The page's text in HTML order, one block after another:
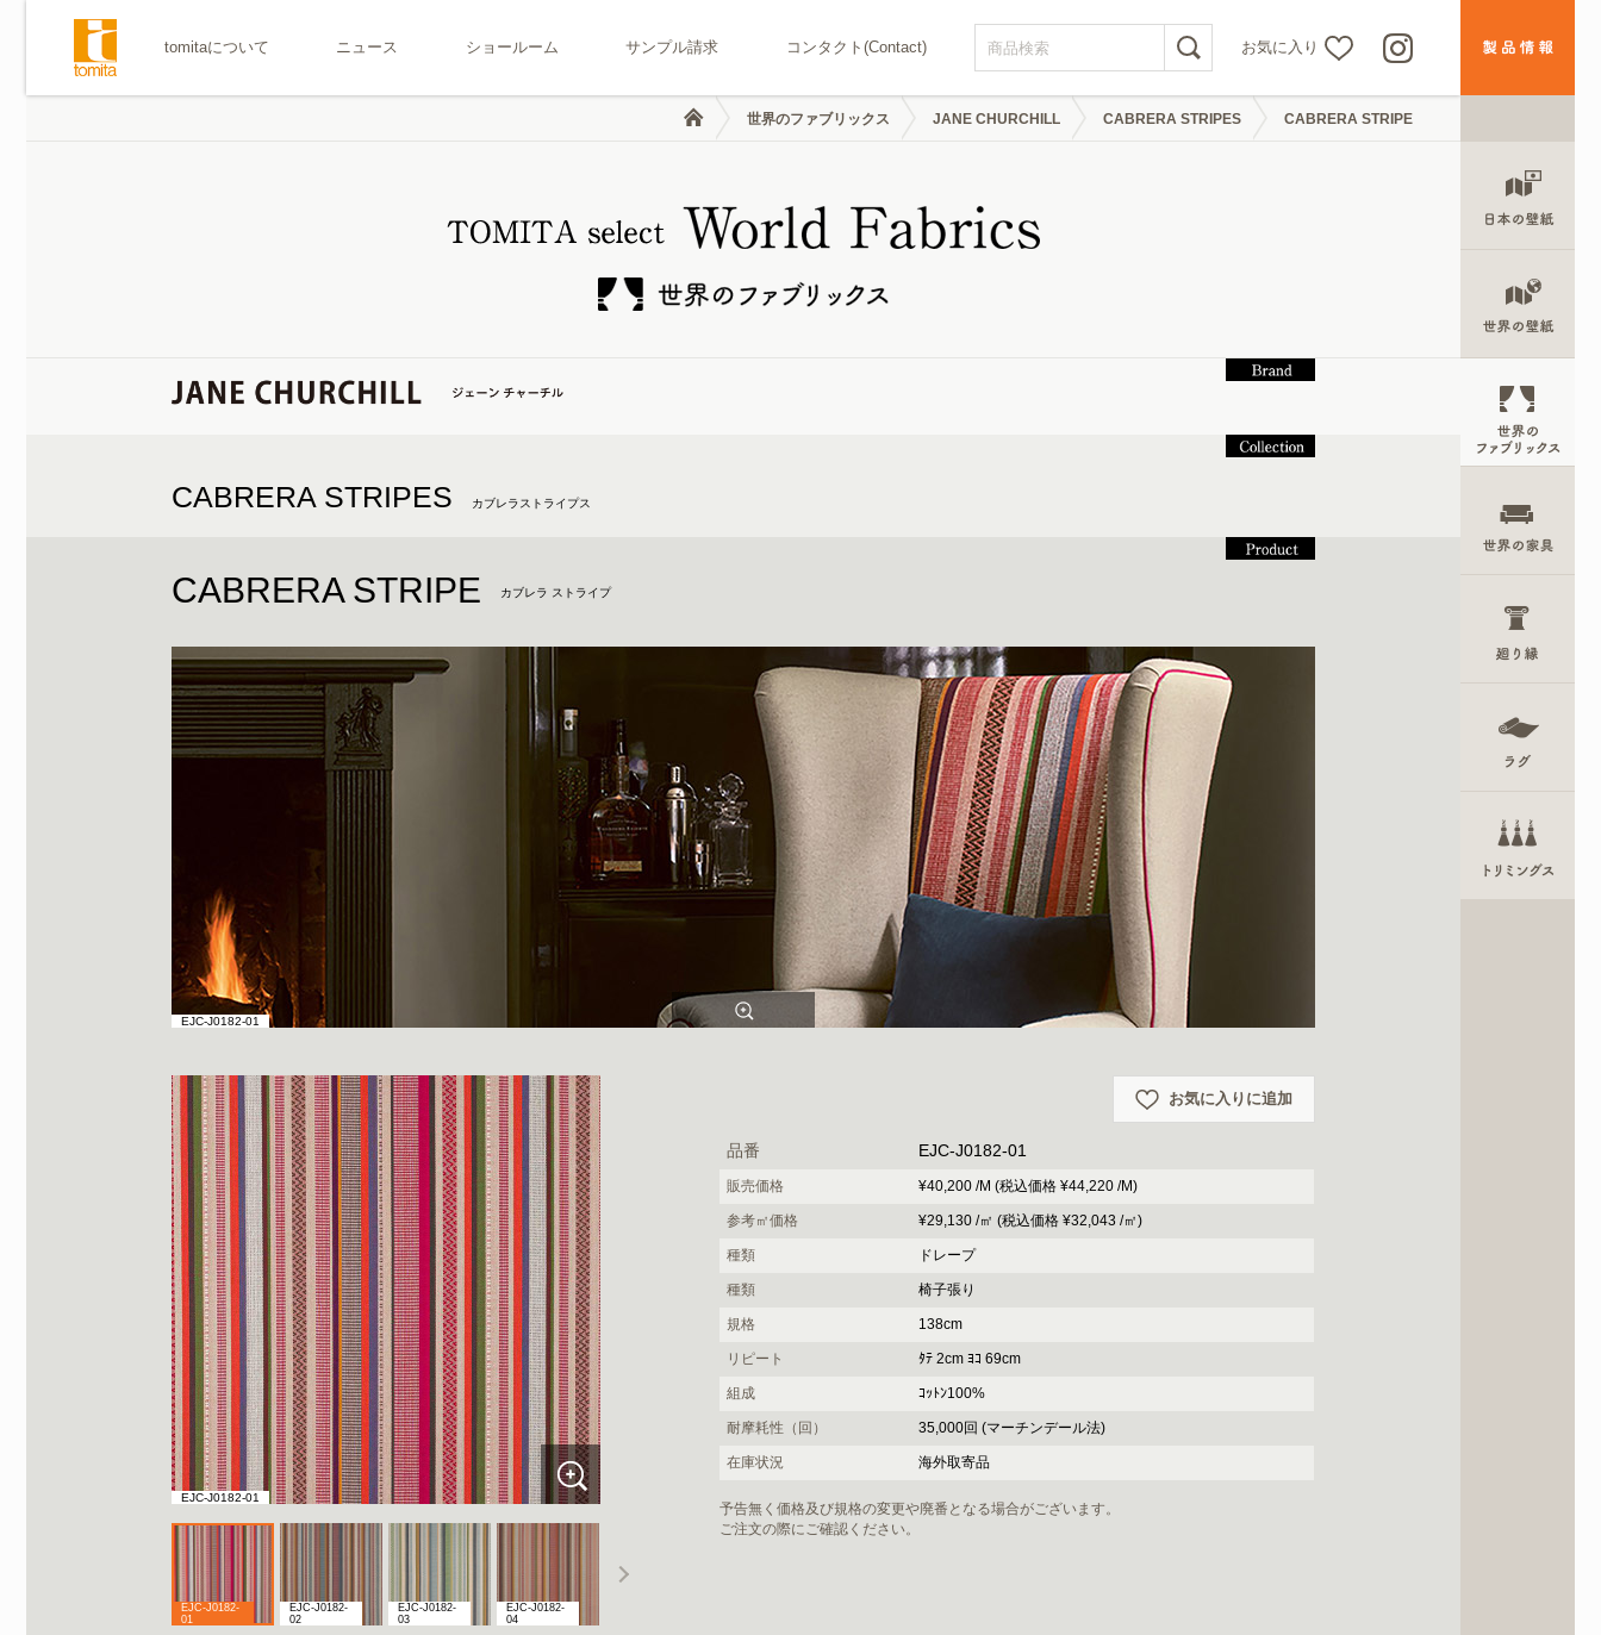
tomitaについて ニュース ショールーム サンプル請求 コンタクト(Contact) お気に入り
世界のファブリックス JANE CHURCHILL CABRERA STRIPES CABRERA STRIPE
CABRERA STRIPES カブレラストライプス
CABRERA STRIPE カブレラ ストライプ
EJC-J0182-01
EJC-J0182-01
EJC-J0182-
01
EJC-J0182-
02
EJC-J0182-
03
EJC-J0182-
04
お気に入りに追加
品番 EJC-J0182-01
販売価格 ¥40,200 /M (税込価格 ¥44,220 /M)
参考㎡価格 ¥29,130 /㎡ (税込価格 ¥32,043 /㎡)
種類 ドレープ
種類 椅子張り
規格 138cm
リピート ﾀﾃ 2cm ﾖｺ 69cm
組成 ｺｯﾄﾝ100%
耐摩耗性（回） 35,000回 (マーチンデール法)
在庫状況 海外取寄品
予告無く価格及び規格の変更や廃番となる場合がございます。
ご注文の際にご確認ください。